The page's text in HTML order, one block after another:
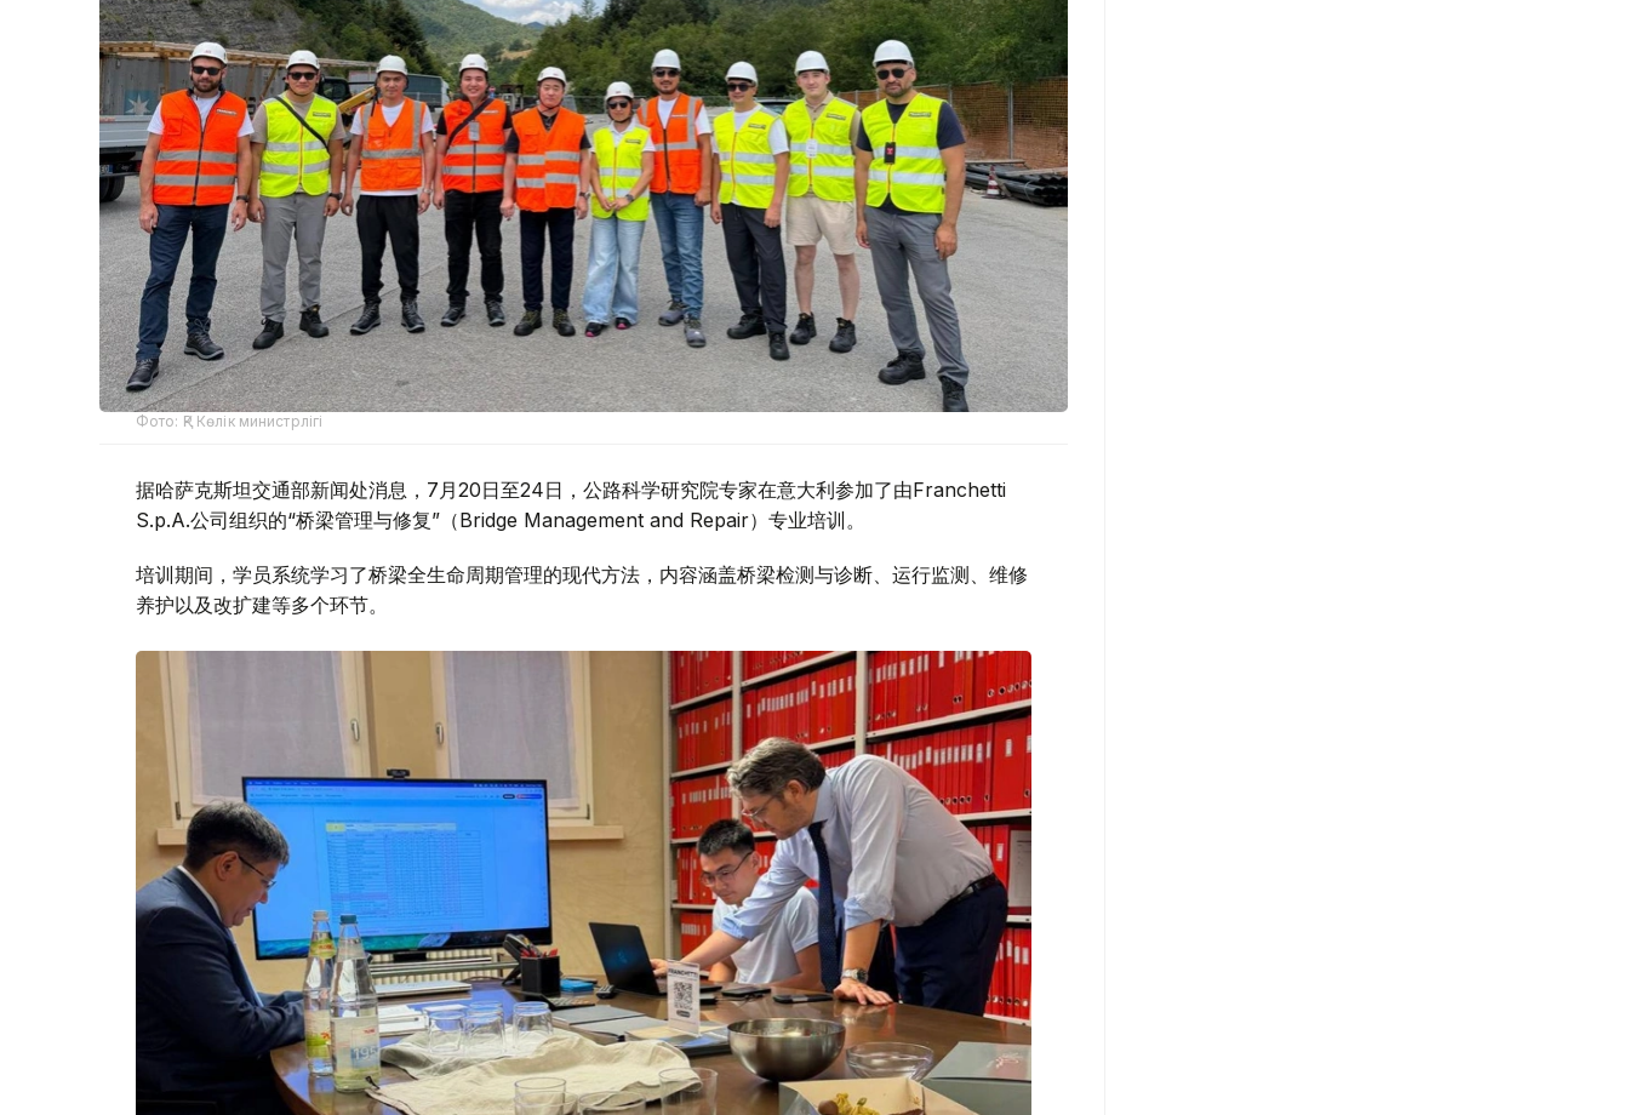
Фото: ҚР Көлік министрлігі
据哈萨克斯坦交通部新闻处消息，7月20日至24日，公路科学研究院专家在意大利参加了由Franchetti
S.p.A.公司组织的“桥梁管理与修复”（Bridge Management and Repair）专业培训。
培训期间，学员系统学习了桥梁全生命周期管理的现代方法，内容涵盖桥梁检测与诊断、运行监测、维修
养护以及改扩建等多个环节。